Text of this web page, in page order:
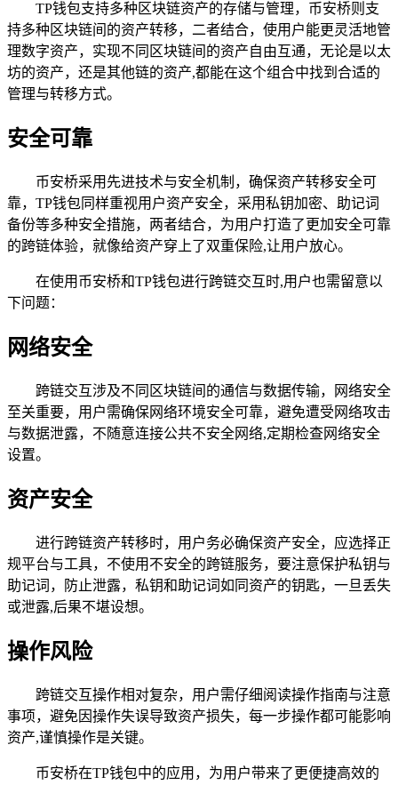
TP钱包支持多种区块链资产的存储与管理，币安桥则支
持多种区块链间的资产转移，二者结合，使用户能更灵活地管
理数字资产，实现不同区块链间的资产自由互通，无论是以太
坊的资产，还是其他链的资产,都能在这个组合中找到合适的
管理与转移方式。
安全可靠
币安桥采用先进技术与安全机制，确保资产转移安全可
靠，TP钱包同样重视用户资产安全，采用私钥加密、助记词
备份等多种安全措施，两者结合，为用户打造了更加安全可靠
的跨链体验，就像给资产穿上了双重保险,让用户放心。
在使用币安桥和TP钱包进行跨链交互时,用户也需留意以
下问题：
网络安全
跨链交互涉及不同区块链间的通信与数据传输，网络安全
至关重要，用户需确保网络环境安全可靠，避免遭受网络攻击
与数据泄露，不随意连接公共不安全网络,定期检查网络安全
设置。
资产安全
进行跨链资产转移时，用户务必确保资产安全，应选择正
规平台与工具，不使用不安全的跨链服务，要注意保护私钥与
助记词，防止泄露，私钥和助记词如同资产的钥匙，一旦丢失
或泄露,后果不堪设想。
操作风险
跨链交互操作相对复杂，用户需仔细阅读操作指南与注意
事项，避免因操作失误导致资产损失，每一步操作都可能影响
资产,谨慎操作是关键。
币安桥在TP钱包中的应用，为用户带来了更便捷高效的